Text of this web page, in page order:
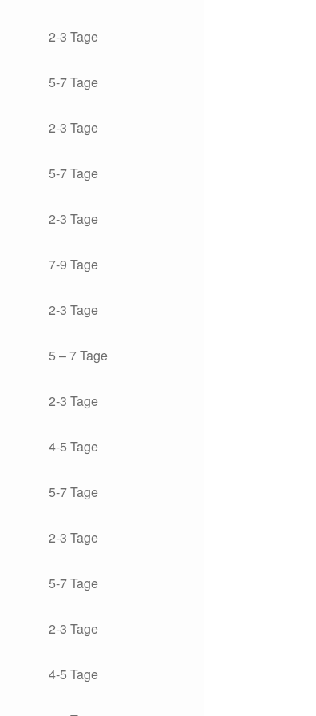
2-3 Tage
5-7 Tage
2-3 Tage
5-7 Tage
2-3 Tage
7-9 Tage
2-3 Tage
5 – 7 Tage
2-3 Tage
4-5 Tage
5-7 Tage
2-3 Tage
5-7 Tage
2-3 Tage
4-5 Tage